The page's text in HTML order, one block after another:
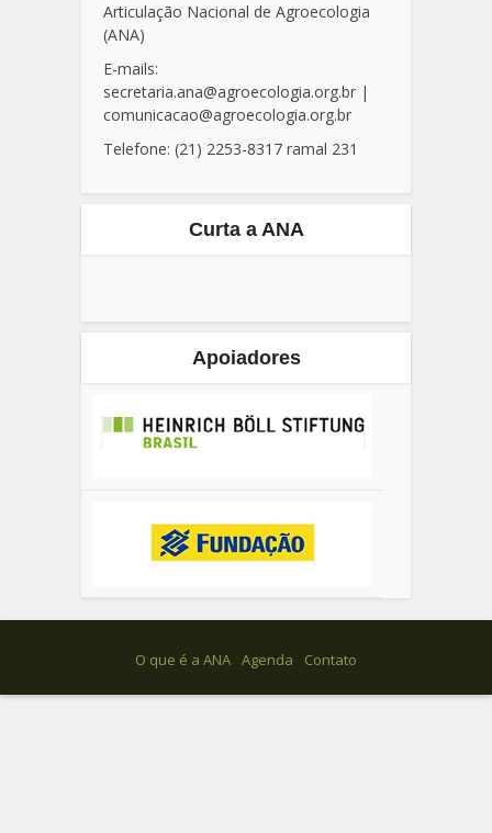
Articulação Nacional de Agroecologia
(ANA)
E-mails:
secretaria.ana@agroecologia.org.br |
comunicacao@agroecologia.org.br
Telefone: (21) 2253-8317 ramal 231
Curta a ANA
Apoiadores
O que é a ANA Agenda Contato